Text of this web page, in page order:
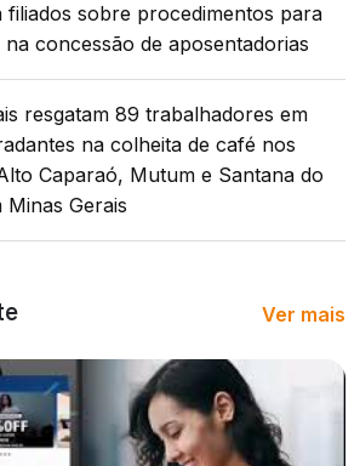
filiados sobre procedimentos para
concessão de aposentadorias
resgatam 89 trabalhadores em
na colheita de café nos
Caparaó, Mutum e Santana do
Gerais
Ver mais